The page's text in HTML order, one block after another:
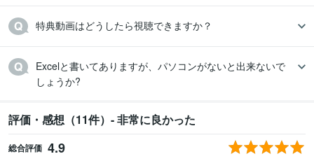
特典動画はどうしたら視聴できますか？
Excelと書いてありますが、パソコンがないと出来ないで
しょうか?
評価・感想（11件）- 非常に良かった
総合評価 4.9